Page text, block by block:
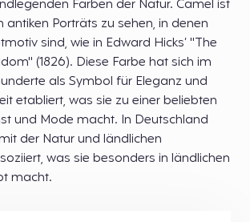
Farben der Natur. Camel ist
antiken Porträts zu sehen, in denen
sind, wie in Edward Hicks’ "The
(1826). Diese Farbe hat sich im
als Symbol für Eleganz und
etabliert, was sie zu einer beliebten
und Mode macht. In Deutschland
der Natur und ländlichen
was sie besonders in ländlichen
macht.